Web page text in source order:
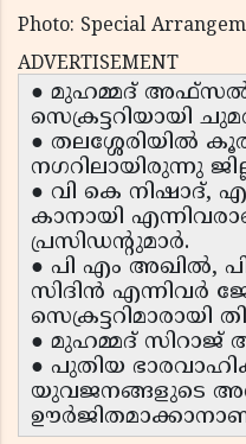
Photo: Special
ADVERTISEMENT
● മുഹമ്മദ് അഫ്സൽ
സെക്രട്ടറിയായി
● തലശ്ശേരിയിൽ
നഗറിലായിരുന്നു
● വി കെ നിഷാദ്,
കാനായി
പ്രസിഡൻ്റുമാർ.
● പി എം അഖിൽ,
സിദിൻ എന്നിവർ
സെക്രട്ടറിമാരായി
● മുഹമ്മദ്
● പുതിയ
യുവജനങ്ങളുടെ